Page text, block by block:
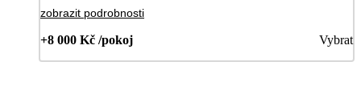
zobrazit podrobnosti
+8 000 Kč /pokoj Vybrat